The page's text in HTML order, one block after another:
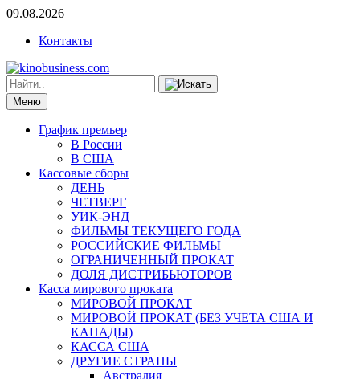
09.08.2026
Контакты
Меню
График премьер
В России
В США
Кассовые сборы
ДЕНЬ
ЧЕТВЕРГ
УИК-ЭНД
ФИЛЬМЫ ТЕКУЩЕГО ГОДА
РОССИЙСКИЕ ФИЛЬМЫ
ОГРАНИЧЕННЫЙ ПРОКАТ
ДОЛЯ ДИСТРИБЬЮТОРОВ
Касса мирового проката
МИРОВОЙ ПРОКАТ
МИРОВОЙ ПРОКАТ (БЕЗ УЧЕТА США И
КАНАДЫ)
КАССА США
ДРУГИЕ СТРАНЫ
Австралия